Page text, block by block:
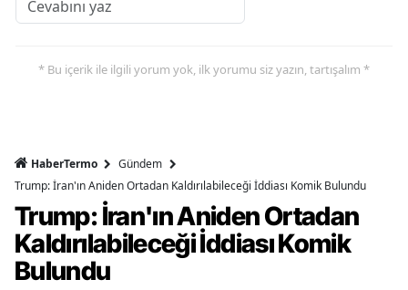
* Bu içerik ile ilgili yorum yok, ilk yorumu siz yazın, tartışalım *
HaberTermo
Gündem
Trump: İran'ın Aniden Ortadan Kaldırılabileceği İddiası Komik Bulundu
Trump: İran'ın Aniden Ortadan
Kaldırılabileceği İddiası Komik
Bulundu